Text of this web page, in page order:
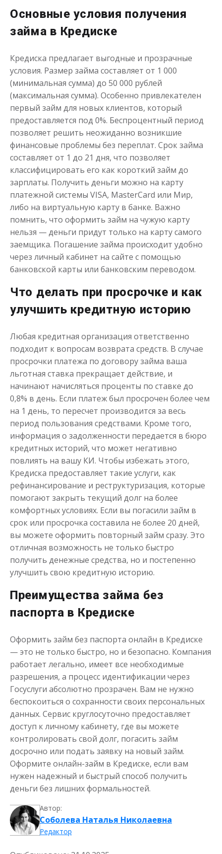
Одолжим до 30 дней
Срок от 1 до 30 дня
Получить
Переведём в долг
Сумма до 50 000₽
Срок от 1до 21 дня
Получить
Деньги до зарплаты
Сумма до50 000₽
Срок от 1до 21 дня
Получить
Срочные займы онлайн на карту
Сумма до50 000₽
Срок от 1 до 21 дня
Получить
Займ с плохой кредитной
историей
Сумма до50 000₽
Срок от 1до 21 дня
Получить
Займ без паспорта на карту
Сумма
Основные условия получения
займа в Кредиске
Кредиска предлагает выгодные и прозрачные
условия. Размер займа составляет от 1 000
(минимальная сумма) до 50 000 рублей
(максимальная сумма). Особенно привлекателен
первый займ для новых клиентов, который
предоставляется под 0%. Беспроцентный период
позволяет решить неожиданно возникшие
финансовые проблемы без переплат. Срок займа
составляет от 1 до 21 дня, что позволяет
классифицировать его как короткий займ до
зарплаты. Получить деньги можно на карту
платежной системы VISA, MasterCard или Мир,
либо на виртуальную карту в банке. Важно
помнить, что оформить займ на чужую карту
нельзя — деньги придут только на карту самого
заемщика. Погашение займа происходит удобно
через личный кабинет на сайте с помощью
банковской карты или банковским переводом.
Что делать при просрочке и как
улучшить кредитную историю
Любая кредитная организация ответственно
подходит к вопросам возврата средств. В случае
просрочки платежа по договору займа ваша
льготная ставка прекращает действие, и
начинают начисляться проценты по ставке до
0,8% в день. Если платеж был просрочен более чем
на 1 день, то пересчет производится за весь
период пользования средствами. Кроме того,
информация о задолженности передается в бюро
кредитных историй, что может негативно
повлиять на вашу КИ. Чтобы избежать этого,
Кредиска предоставляет такие услуги, как
рефинансирование и реструктуризация, которые
помогают закрыть текущий долг на более
комфортных условиях. Если вы погасили займ в
срок или просрочка составила не более 20 дней,
вы можете оформить повторный займ сразу. Это
отличная возможность не только быстро
получить денежные средства, но и постепенно
улучшить свою кредитную историю.
Преимущества займа без
паспорта в Кредиске
Оформить займ без паспорта онлайн в Кредиске
— это не только быстро, но и безопасно. Компания
работает легально, имеет все необходимые
разрешения, а процесс идентификации через
Госуслуги абсолютно прозрачен. Вам не нужно
беспокоиться о сохранности своих персональных
данных. Сервис круглосуточно предоставляет
доступ к личному кабинету, где вы можете
контролировать свой долг, погасить займ
досрочно или подать заявку на новый займ.
Оформите онлайн-займ в Кредиске, если вам
нужен надежный и быстрый способ получить
деньги без лишних формальностей.
Автор:
Соболева Наталья Николаевна
Редактор